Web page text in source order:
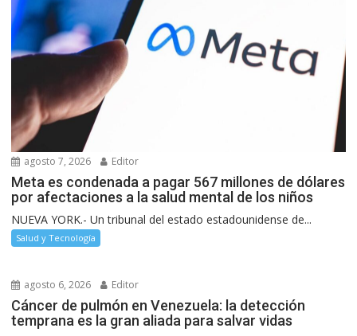
agosto 7, 2026 Editor
Meta es condenada a pagar 567 millones de dólares
por afectaciones a la salud mental de los niños
NUEVA YORK.- Un tribunal del estado estadounidense de...
Salud y Tecnología
agosto 6, 2026 Editor
Cáncer de pulmón en Venezuela: la detección
temprana es la gran aliada para salvar vidas